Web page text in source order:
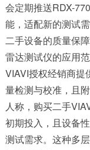
会定期推送RDX-
能，适配新的测试需
二手设备的质量保
雷达测试仪的应用
VIAVI授权经销商提
量检测与校准，且
人称，购买二手
初期投入，且设备
测试需求。这种多